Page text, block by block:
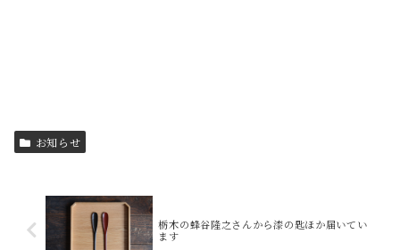
お知らせ
栃木の蜂谷隆之さんから漆の匙ほか届いてい
ます